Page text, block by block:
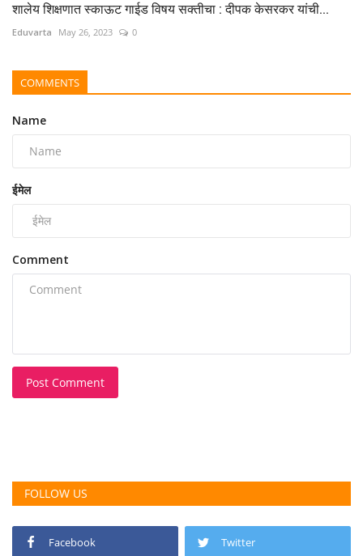
शालेय शिक्षणात स्काऊट गाईड विषय सक्तीचा : दीपक केसरकर यांची...
Eduvarta May 26, 2023 0
COMMENTS
Name
ईमेल
Comment
Post Comment
FOLLOW US
Facebook Twitter